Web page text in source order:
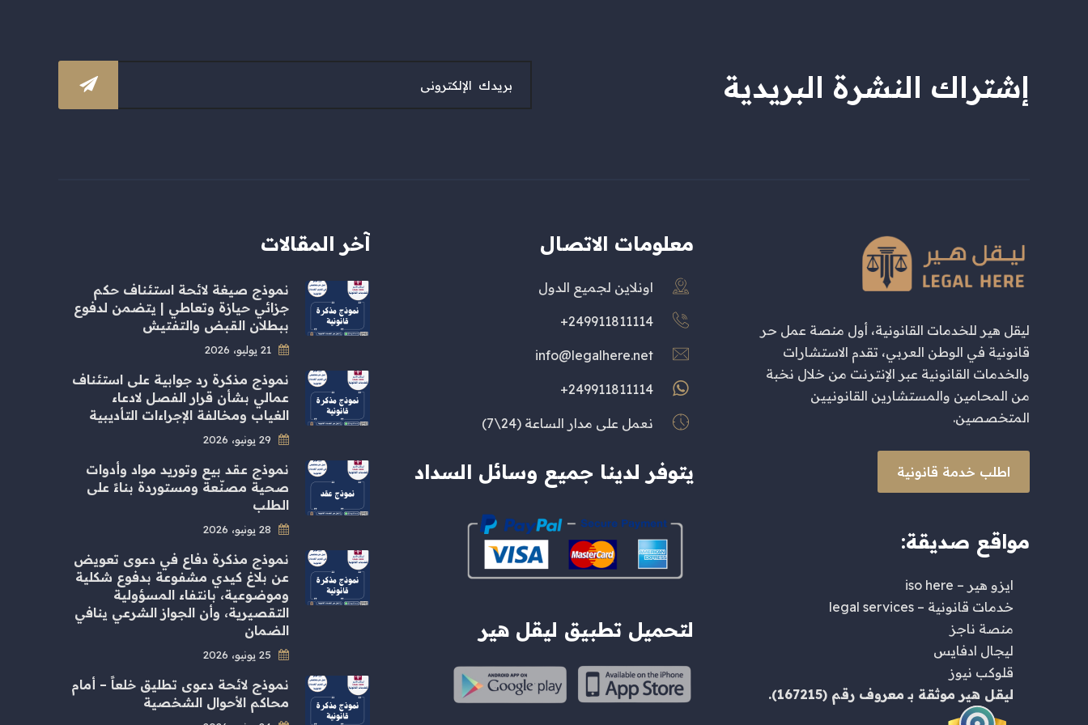
إشتراك النشرة البريدية
ليقل هير للخدمات القانونية، أول منصة عمل حر
قانونية في الوطن العربي، تقدم الاستشارات
والخدمات القانونية عبر الإنترنت من خلال نخبة
من المحامين والمستشارين القانونيين
المتخصصين.
اطلب خدمة قانونية
مواقع صديقة:
ايزو هير – iso here
خدمات قانونية – legal services
منصة ناجز
ليجال ادفايس
قلوكب نيوز
ليقل هير موثقة بـ معروف رقم (167215).
معلومات الاتصال
اونلاين لجميع الدول
249911811114+
info@legalhere.net
249911811114+
نعمل على مدار الساعة (24\7)
يتوفر لدينا جميع وسائل السداد
لتحميل تطبيق ليقل هير
آخر المقالات
نموذج صيغة لائحة استئناف حكم
جزائي حيازة وتعاطي | يتضمن لدفوع
ببطلان القبض والتفتيش
نموذج مذكرة رد جوابية على استئناف
عمالي بشأن قرار الفصل لادعاء
الغياب ومخالفة الإجراءات التأديبية
نموذج عقد بيع وتوريد مواد وأدوات
صحية مصنّعة ومستوردة بناءً على
الطلب
نموذج مذكرة دفاع في دعوى تعويض
عن بلاغ كيدي مشفوعة بدفوع شكلية
وموضوعية، بانتفاء المسؤولية
التقصيرية، وأن الجواز الشرعي ينافي
الضمان
نموذج لائحة دعوى تطليق خلعاً – أمام
محاكم الأحوال الشخصية